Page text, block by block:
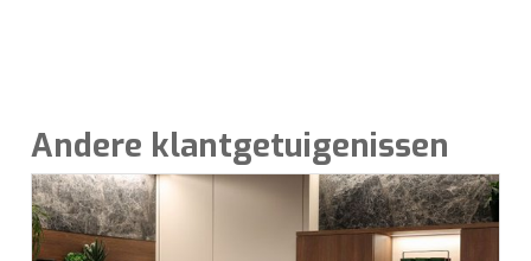
Andere klantgetuigenissen